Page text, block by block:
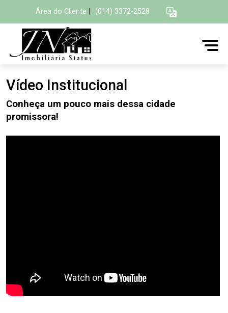
Área do Cliente (014) 3372-2528
Vídeo Institucional
Conheça um pouco mais dessa cidade
promissora!